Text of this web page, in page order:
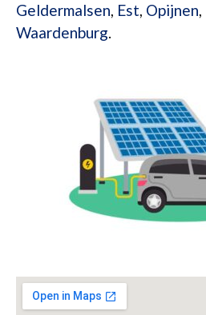
Geldermalsen, Est, Opijnen,
Waardenburg.